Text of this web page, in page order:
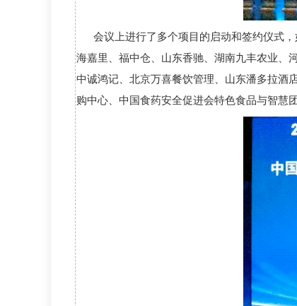
会议上进行了多个项目的启动和签约仪式，
海嘉里、 福中仓、山东香驰、湖南九丰农业、
中诚鸿记、北京万喜餐饮管理、山东潘多拉酒
购中心
中国食药安全促进会特色食品与智慧